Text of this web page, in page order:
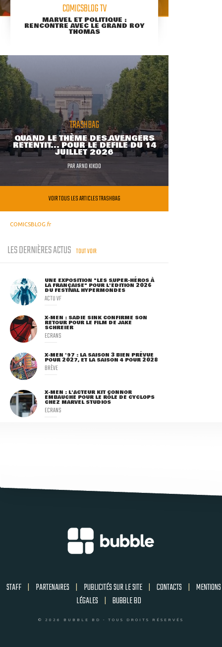
COMICSBLOG TV
MARVEL ET POLITIQUE :
RENCONTRE AVEC LE GRAND ROY
THOMAS
TRASHBAG
QUAND LE THÈME DES AVENGERS
RETENTIT... POUR LE DÉFILÉ DU 14
JUILLET 2026
PARARNO KIKOO
VOIR TOUS LES ARTICLES TRASHBAG
COMICSBLOG.fr
LES DERNIÈRES ACTUS TOUT VOIR
UNE EXPOSITION "LES SUPER-HÉROS À
LA FRANÇAISE" POUR L'ÉDITION 2026
DU FESTIVAL HYPERMONDES
ACTU VF
X-MEN : SADIE SINK CONFIRME SON
RETOUR POUR LE FILM DE JAKE
SCHREIER
ECRANS
X-MEN '97 : LA SAISON 3 BIEN PRÉVUE
POUR 2027, ET LA SAISON 4 POUR 2028
BRÈVE
X-MEN : L'ACTEUR KIT CONNOR
EMBAUCHÉ POUR LE RÔLE DE CYCLOPS
CHEZ MARVEL STUDIOS
ECRANS
STAFF | PARTENAIRES | PUBLICITÉS SUR LE SITE | CONTACTS | MENTIONS
LÉGALES | BUBBLE BD
© 2026 BUBBLE BD - TOUS DROITS RÉSERVÉS